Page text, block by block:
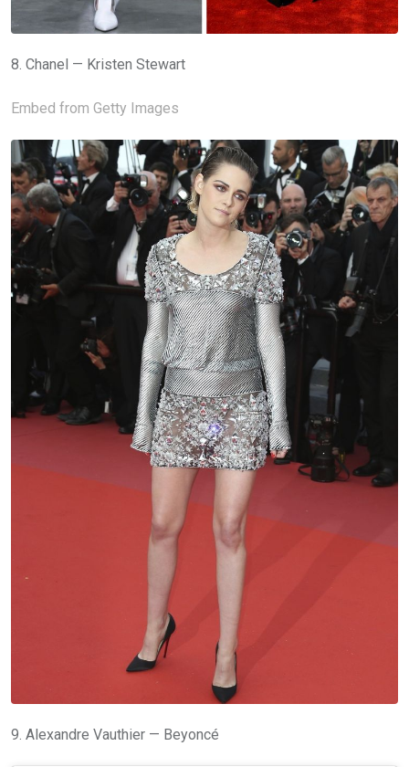
8. Chanel — Kristen Stewart
Embed from Getty Images
9. Alexandre Vauthier — Beyoncé